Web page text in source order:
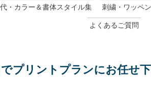
・カラー＆書体スタイル集 刺繍・ワッペン
よくあるご質問
プリントプランにお任せ下